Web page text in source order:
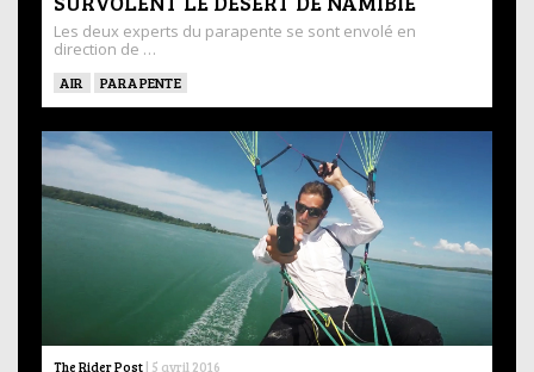
Les deux experts du parapente se sont envolé en
direction de …
AIR PARAPENTE
The Rider Post | 5 avril 2016